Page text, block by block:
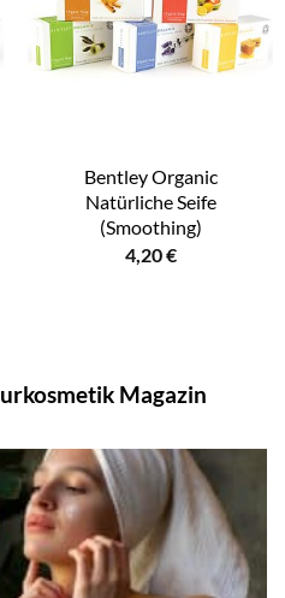
Bentley Organic
Natürliche Seife
(Smoothing)
4,20€
Magazin